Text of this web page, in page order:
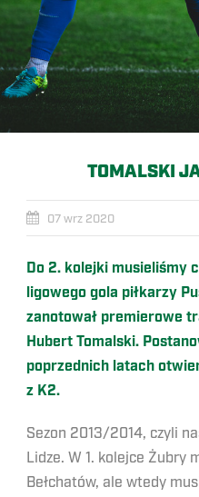
TOMALSKI
07 wrz 2020
Do 2. kolejki musieliśmy
ligowego gola piłkarzy
zanotował premierowe
Hubert Tomalski.
poprzednich latach
z K2.
Sezon 2013/2014, czyli
Lidze. W 1. kolejce Żubry
Bełchatów, ale wtedy